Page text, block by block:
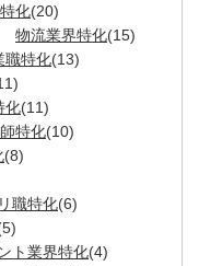
化(20)
物流業界特化(15)
職特化(13)
化(11)
特化(10)
(8)
職特化(6)
ト業界特化(4)